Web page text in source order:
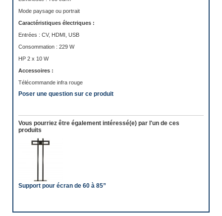
Mode paysage ou portrait
Caractéristiques électriques :
Entrées : CV, HDMI, USB
Consommation : 229 W
HP 2 x 10 W
Accessoires :
Télécommande infra rouge
Poser une question sur ce produit
Vous pourriez être également intéressé(e) par l'un de ces
produits
Support pour écran de 60 à 85”